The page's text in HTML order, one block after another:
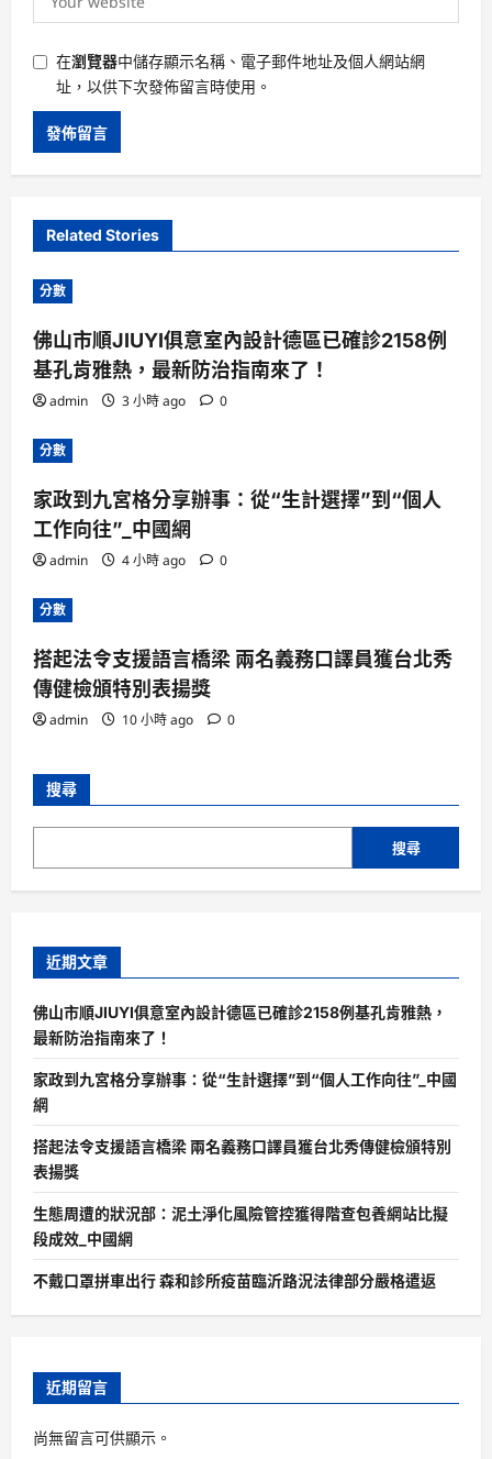
在瀏覽器中儲存顯示名稱、電子郵件地址及個人網站網
址，以供下次發佈留言時使用。
Related Stories
分數
佛山市順JIUYI俱意室內設計德區已確診2158例
基孔肯雅熱，最新防治指南來了！
admin 3 小時 ago 0
分數
家政到九宮格分享辦事：從“生計選擇”到“個人
工作向往”_中國網
admin 4 小時 ago 0
分數
搭起法令支援語言橋梁 兩名義務口譯員獲台北秀
傳健檢頒特別表揚獎
admin 10 小時 ago 0
搜尋
搜尋
近期文章
佛山市順JIUYI俱意室內設計德區已確診2158例基孔肯雅熱，
最新防治指南來了！
家政到九宮格分享辦事：從“生計選擇”到“個人工作向往”_中國
網
搭起法令支援語言橋梁 兩名義務口譯員獲台北秀傳健檢頒特別
表揚獎
生態周遭的狀況部：泥土淨化風險管控獲得階查包養網站比擬
段成效_中國網
不戴口罩拼車出行 森和診所疫苗臨沂路況法律部分嚴格遣返
近期留言
尚無留言可供顯示。